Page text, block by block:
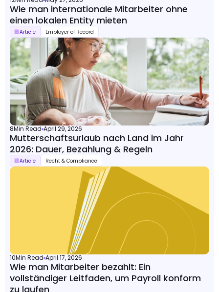
Wie man internationale Mitarbeiter ohne
einen lokalen Entity mieten
Article Employer of Record
8Min Read April 29, 2026
Mutterschaftsurlaub nach Land im Jahr
2026: Dauer, Bezahlung & Regeln
Article Recht & Compliance
10Min Read April 17, 2026
Wie man Mitarbeiter bezahlt: Ein
vollständiger Leitfaden, um Payroll konform
zu laufen